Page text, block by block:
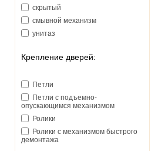
скрытый
смывной механизм
унитаз
Крепление дверей:
Петли
Петли с подъемно-
опускающимся механизмом
Ролики
Ролики с механизмом быстрого
демонтажа